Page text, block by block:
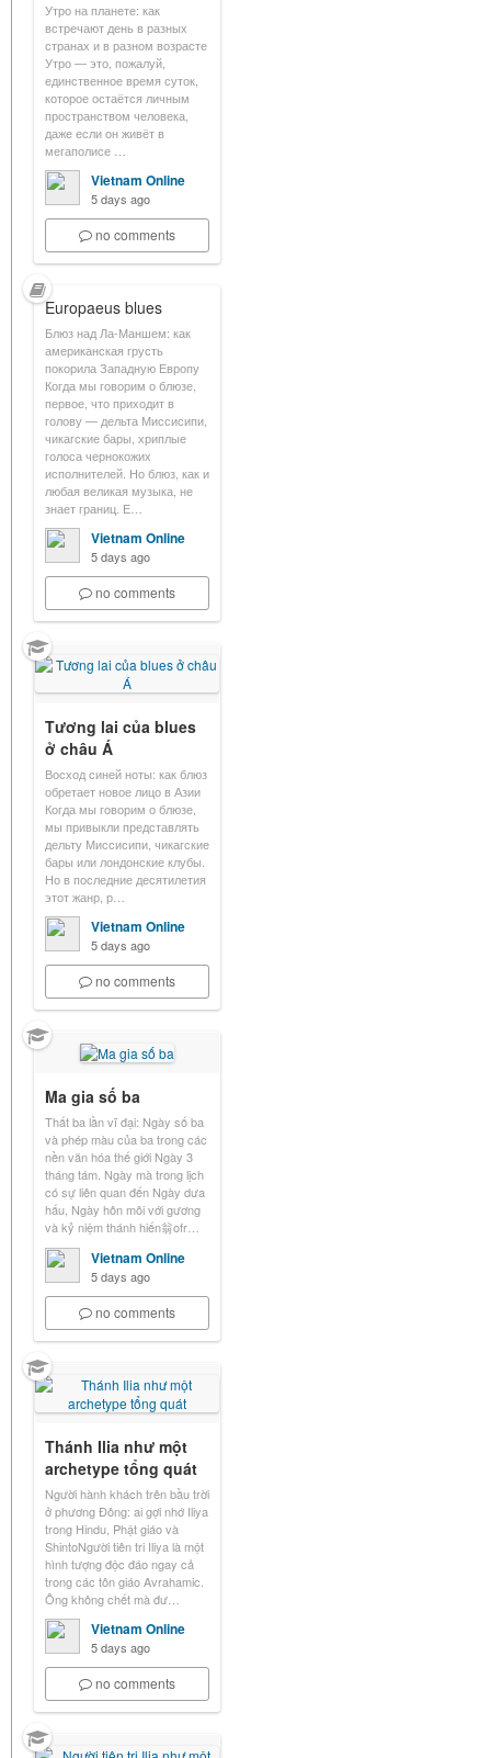
Утро на планете: как
встречают день в разных
странах и в разном возрасте
Утро — это, пожалуй,
единственное время суток,
которое остаётся личным
пространством человека,
даже если он живёт в
мегаполисе …
Vietnam Online
5 days ago
no comments
Europaeus blues
Блюз над Ла-Маншем: как
американская грусть
покорила Западную Европу
Когда мы говорим о блюзе,
первое, что приходит в
голову — дельта Миссисипи,
чикагские бары, хриплые
голоса чернокожих
исполнителей. Но блюз, как и
любая великая музыка, не
знает границ. Е…
Vietnam Online
5 days ago
no comments
Tương lai của blues
ở châu Á
Восход синей ноты: как блюз
обретает новое лицо в Азии
Когда мы говорим о блюзе,
мы привыкли представлять
дельту Миссисипи, чикагские
бары или лондонские клубы.
Но в последние десятилетия
этот жанр, р…
Vietnam Online
5 days ago
no comments
Ma gia số ba
Thất ba lần vĩ đại: Ngày số ba
và phép màu của ba trong các
nền văn hóa thế giới Ngày 3
tháng tám. Ngày mà trong lịch
có sự liên quan đến Ngày dưa
hấu, Ngày hôn môi với gương
và kỷ niệm thánh hiến翁ofr…
Vietnam Online
5 days ago
no comments
Thánh Ilia như một
archetype tổng quát
Người hành khách trên bầu trời
ở phương Đông: ai gợi nhớ Iliya
trong Hindu, Phật giáo và
ShintoNgười tiên tri Iliya là một
hình tượng độc đáo ngay cả
trong các tôn giáo Avrahamic.
Ông không chết mà đư…
Vietnam Online
5 days ago
no comments